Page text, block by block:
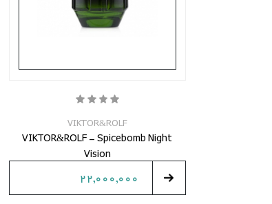
VIKTOR&ROLF
VIKTOR&ROLF - Spicebomb Night
Vision
22,000,000